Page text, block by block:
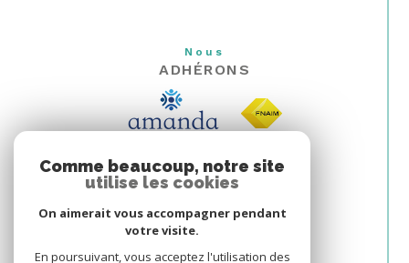
Nous
ADHÉRONS
Comme beaucoup, notre site
utilise les cookies
On aimerait vous accompagner pendant
votre visite.
En poursuivant, vous acceptez l'utilisation des